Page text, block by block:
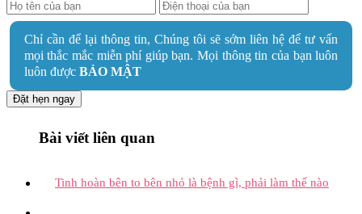
Chỉ cần để lại thông tin, Chúng tôi sẽ sớm liên hệ để tư vấn
mọi thắc mắc miễn phí giúp bạn. Mọi thông tin của bạn luôn
luôn được BẢO MẬT
Đặt hẹn ngay
Bài viết liên quan
Tinh hoàn bên to bên nhỏ là bệnh gì, phải làm thế nào